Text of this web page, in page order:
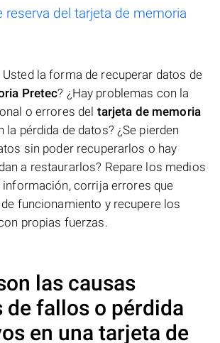
reserva del tarjeta de memoria
la forma de recuperar datos de
Pretec? ¿Hay problemas con la
o errores del tarjeta de memoria
pérdida de datos? ¿Se pierden
sin poder recuperarlos o hay
a restaurarlos? Repare los medios
información, corrija errores que
funcionamiento y recupere los
propias fuerzas.
las causas
de fallos o pérdida
en una tarjeta de